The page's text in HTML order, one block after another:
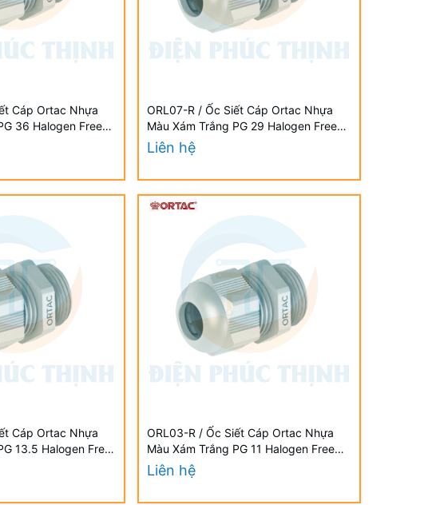
Cáp Ortac Nhựa
36 Halogen Free
ORL07-R / Ốc Siết Cáp Ortac Nhựa
Màu Xám Trắng PG 29 Halogen Free
Đạt Chuẩn VDE / EU
Liên hệ
Cáp Ortac Nhựa
13.5 Halogen Free
ORL03-R / Ốc Siết Cáp Ortac Nhựa
Màu Xám Trắng PG 11 Halogen Free
Đạt Chuẩn VDE / EU
Liên hệ